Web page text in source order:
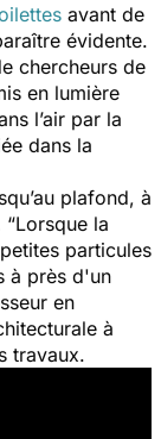
avant de
évidente.
chercheurs de
en lumière
l’air par la
dans la
plafond, à
“Lorsque la
particules
à près d'un
en
à
travaux.